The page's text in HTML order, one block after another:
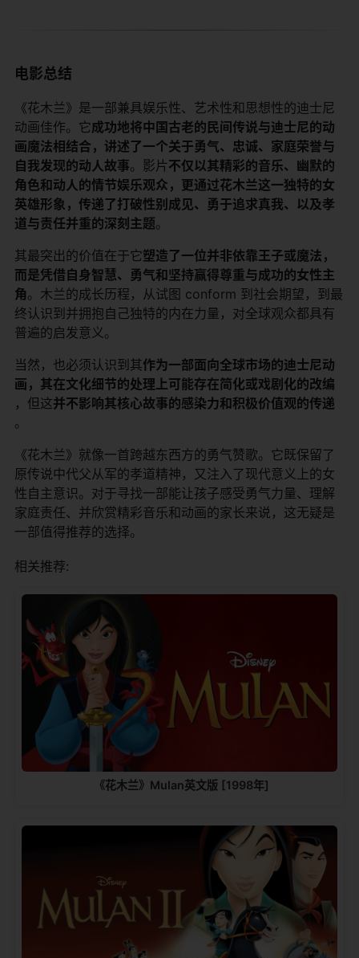
电影总结
《花木兰》是一部兼具娱乐性、艺术性和思想性的迪士尼
动画佳作。它​​成功地将中国古老的民间传说与迪士尼的动
画魔法相结合，讲述了一个关于勇气、忠诚、家庭荣誉与
自我发现的动人故事​​。影片​​不仅以其精彩的音乐、幽默的
角色和动人的情节娱乐观众，更通过花木兰这一独特的女
英雄形象，传递了打破性别成见、勇于追求真我、以及孝
道与责任并重的深刻主题​​。
其最突出的价值在于它​​塑造了一位并非依靠王子或魔法，
而是凭借自身智慧、勇气和坚持赢得尊重与成功的女性主
角​​。木兰的成长历程，从试图 conform 到社会期望，到最
终认识到并拥抱自己独特的内在力量，对全球观众都具有
普遍的启发意义。
当然，也必须认识到其​​作为一部面向全球市场的迪士尼动
画，其在文化细节的处理上可能存在简化或戏剧化的改编​
，但这​​并不影响其核心故事的感染力和积极价值观的传递​
。
《花木兰》就像一首跨越东西方的勇气赞歌。它既保留了
原传说中代父从军的孝道精神，又注入了现代意义上的女
性自主意识。对于寻找一部能让孩子感受勇气力量、理解
家庭责任、并欣赏精彩音乐和动画的家长来说，这无疑是
一部值得推荐的选择。
相关推荐:
《花木兰》Mulan英文版 [1998年]